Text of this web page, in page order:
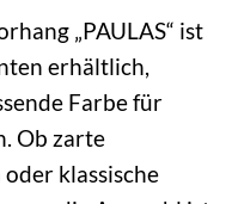
„PAULAS“ ist
erhältlich,
Farbe für
Ob zarte
klassische